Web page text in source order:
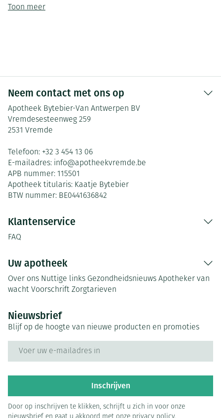
Toon meer
Neem contact met ons op
Apotheek Bytebier-Van Antwerpen BV
Vremdesesteenweg 259
2531 Vremde
Telefoon: +32 3 454 13 06
E-mailadres: info@apotheekvremde.be
APB nummer: 115501
Apotheek titularis: Kaatje Bytebier
BTW nummer: BE0441636842
Klantenservice
FAQ
Uw apotheek
Over ons Nuttige links Gezondheidsnieuws Apotheker van
wacht Voorschrift Zorgtarieven
Nieuwsbrief
Blijf op de hoogte van nieuwe producten en promoties
Inschrijven
Door op inschrijven te klikken, schrijft u zich in voor onze